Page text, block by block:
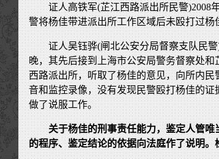
证人高铁军(芷江西路派出所民警)2008
警将杨佳带进派出所工作区域后未殴打过杨
证人吴钰骅(闸北公安分局督察支队民警
晚，其先后接到上海市公安局警务督察处
西路派出所，听取了杨佳的意见，向所内
音和监控录像，没有发现民警殴打杨佳的
做了说服工作。
关于杨佳的刑事责任能力，鉴定人管
的程序、鉴定结论的依据向法庭作了说明